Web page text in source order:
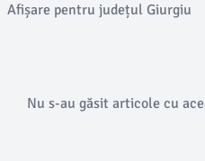
Afișare pentru județul Giurgiu
Nu s-au găsit articole cu